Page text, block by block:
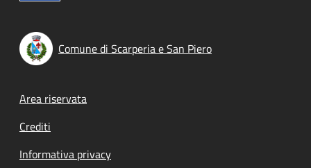
Comune di Scarperia e San Piero
Footer menu
Area riservata
Crediti
Informativa privacy